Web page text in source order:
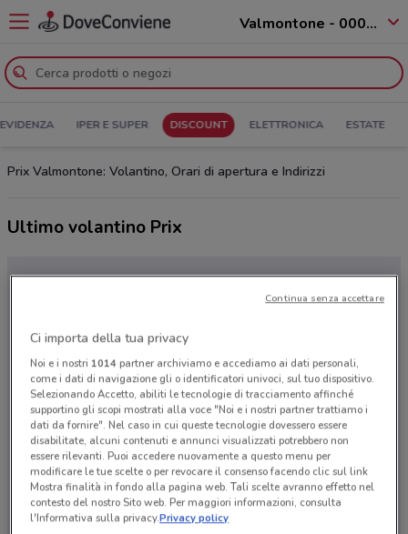
Valmontone - 00038
IPER E SUPER DISCOUNT ELETTRONICA ESTATE
Prix Valmontone: Volantino, Orari di apertura e Indirizzi
Ultimo volantino Prix
Ci dispiace, al momento non abbiamo pubblicato
volantini nella tua zona. Riprova più tardi.
Ci importa della tua privacy
Noi e i nostri 1014partner archiviamo e accediamo ai dati personali,
come i dati di navigazione gli o identificatori univoci, sul tuo dispositivo.
Selezionando Accetto, abiliti le tecnologie di tracciamento affinché
supportino gli scopi mostrati alla voce "Noi e i nostri partner trattiamo i
dati da fornire". Nel caso in cui queste tecnologie dovessero essere
disabilitate, alcuni contenuti e annunci visualizzati potrebbero non
essere rilevanti. Puoi accedere nuovamente a questo menu per
modificare le tue scelte o per revocare il consenso facendo clic sul link
Mostra finalità in fondo alla pagina web. Tali scelte avranno effetto nel
contesto del nostro Sito web. Per maggiori informazioni, consulta
l'Informativa sulla privacy.Privacy policy
Continua senza accettare